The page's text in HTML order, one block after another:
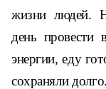
жизнилюдей.
день провести
энергии,еду
сохраняли